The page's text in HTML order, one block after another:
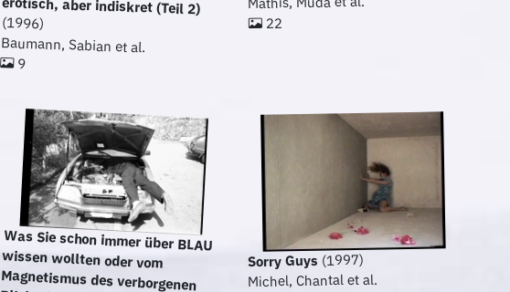
erotisch, aber indiskret (Teil 2)
(1996)
Baumann, Sabian et al.
9
22
Was Sie schon immer über BLAU
wissen wollten oder vom
Magnetismus des verborgenen
Sorry Guys (1997)
Michel, Chantal et al.